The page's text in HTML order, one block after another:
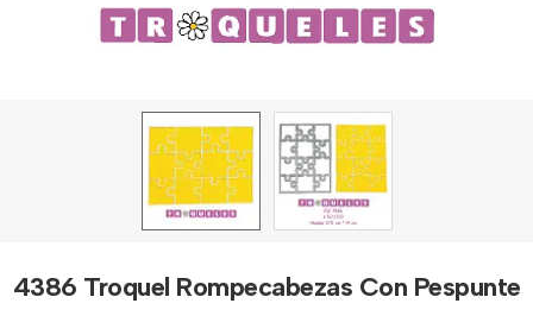
4386 Troquel Rompecabezas Con Pespunte